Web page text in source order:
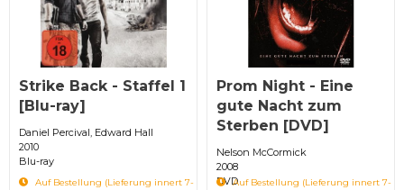
Strike Back - Staffel 1
[Blu-ray]
Daniel Percival, Edward Hall
2010
Blu-ray
Auf Bestellung (Lieferung innert 7-
Prom Night - Eine
gute Nacht zum
Sterben [DVD]
Nelson McCormick
2008
DVDAuf Bestellung (Lieferung innert 7-